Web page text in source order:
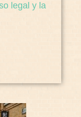
legal y la